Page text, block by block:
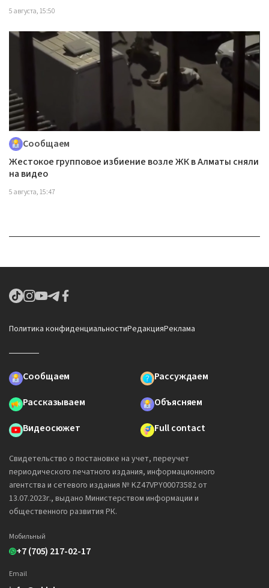
5 августа, 15:50
Сообщаем
Жестокое групповое избиение возле ЖК в Алматы сняли
на видео
5 августа, 15:47
Политика конфиденциальностиРедакцияРеклама
Сообщаем
Рассуждаем
Рассказываем
Объясняем
Видеосюжет
Full contact
Свидетельство о постановке на учет, переучет
периодического печатного издания, информационного
агентства и сетевого издания № KZ47VPY00073582 от
13.07.2023г., выдано Министерством информации и
общественного развития РК.
Мобильный
+7 (705) 217-02-17
Email